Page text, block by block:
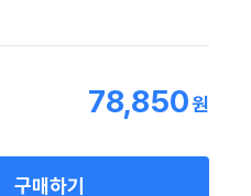
78,850원
구매하기